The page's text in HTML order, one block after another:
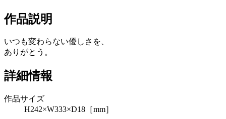
作品説明
いつも変わらない優しさを、
ありがとう。
詳細情報
作品サイズ
H242×W333×D18［mm］